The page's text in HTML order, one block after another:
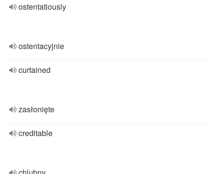
ostentatiously
ostentacyjnie
curtained
zasłonięte
creditable